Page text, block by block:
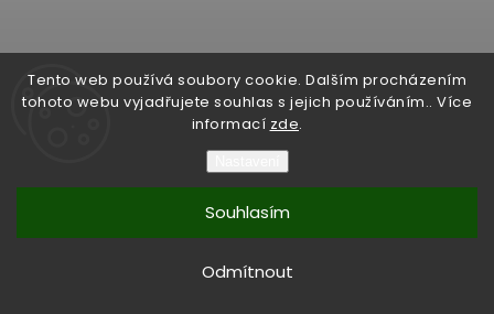
Tento web používá soubory cookie. Dalším procházením
tohoto webu vyjadřujete souhlas s jejich používáním.. Více
informací zde.
Odmítnout
Souhlasím